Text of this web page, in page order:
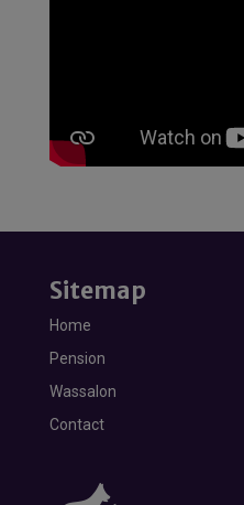
Sitemap
Home
Pension
Wassalon
Contact